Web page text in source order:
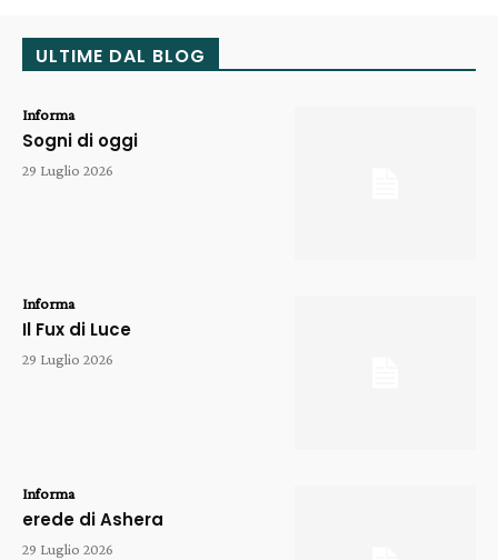
ULTIME DAL BLOG
Informa
Sogni di oggi
29 Luglio 2026
Informa
Il Fux di Luce
29 Luglio 2026
Informa
erede di Ashera
29 Luglio 2026